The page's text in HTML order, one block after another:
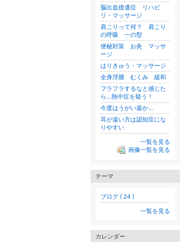
脳出血後遺症 リハビ
リ・マッサージ
肩こりって何？ 肩こり
の呼吸 一の型
便秘対策 お灸 マッサ
ージ
はりきゅう・マッサージ
全身浮腫 むくみ 緩和
フラフラするなと感じた
ら…熱中症を疑う！
今度はうがい薬か…
耳が遠い方は認知症にな
りやすい
一覧を見る
画像一覧を見る
テーマ
ブログ ( 24 )
一覧を見る
カレンダー